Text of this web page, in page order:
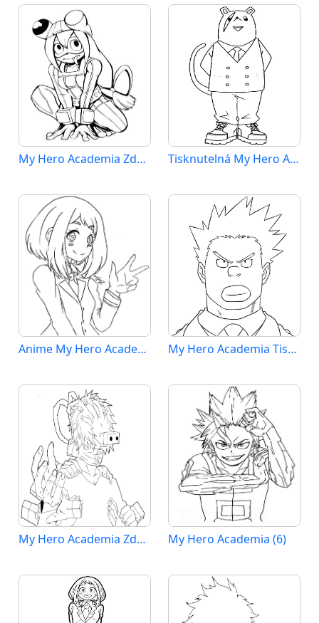
My Hero Academia Zdarma Tisknutelná My Hero Academia
Anime My Hero Academia My Hero Academia Tisknutelná
My Hero Academia Zdarma pro Děti My Hero Academia (6)